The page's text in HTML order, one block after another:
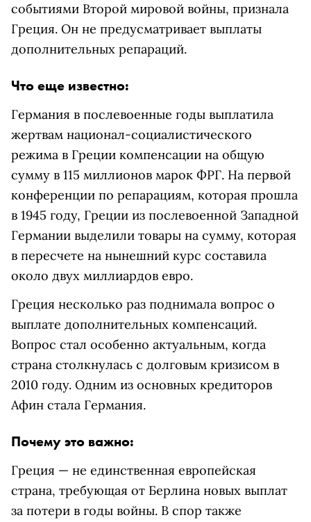
событиями Второй мировой войны, признала
Греция. Он не предусматривает выплаты
дополнительных репараций.
Что еще известно:
Германия в послевоенные годы выплатила
жертвам национал-социалистического
режима в Греции компенсации на общую
сумму в 115 миллионов марок ФРГ. На первой
конференции по репарациям, которая прошла
в 1945 году, Греции из послевоенной Западной
Германии выделили товары на сумму, которая
в пересчете на нынешний курс составила
около двух миллиардов евро.
Греция несколько раз поднимала вопрос о
выплате дополнительных компенсаций.
Вопрос стал особенно актуальным, когда
страна столкнулась с долговым кризисом в
2010 году. Одним из основных кредиторов
Афин стала Германия.
Почему это важно:
Греция — не единственная европейская
страна, требующая от Берлина новых выплат
за потери в годы войны. В спор также